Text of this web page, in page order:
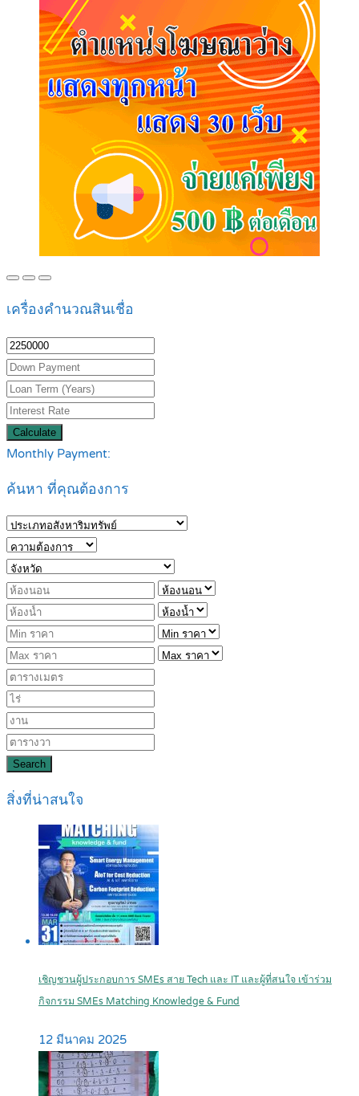
เครื่องคำนวณสินเชื่อ
Calculate
Monthly Payment:
ค้นหา ที่คุณต้องการ
Search
สิ่งที่น่าสนใจ
เชิญชวนผู้ประกอบการ SMEs สาย Tech และ IT และผู้ที่สนใจ เข้าร่วม
กิจกรรม SMEs Matching Knowledge & Fund
12 มีนาคม 2025